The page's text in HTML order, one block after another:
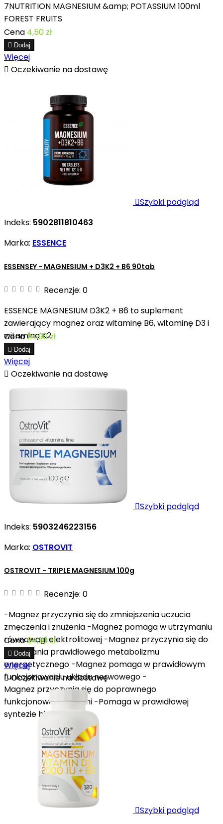
7NUTRITION MAGNESIUM &amp; POTASSIUM 100ml
FOREST FRUITS
Cena 4,50 zł
 Dodaj
Więcej
 Oczekiwanie na dostawę
Szybki podgląd
Indeks: 5902811810463
Marka: ESSENCE
ESSENSEY - MAGNESIUM + D3K2 + B6 90tab
Recenzje: 0
ESSENCE MAGNESIUM D3K2 + B6 to suplement
zawierający magnez oraz witaminę B6, witaminę D3 i
witaminę K2.
Cena24,90 zł
 Dodaj
Więcej
 Oczekiwanie na dostawę
Szybki podgląd
Indeks: 5903246223156
Marka: OSTROVIT
OSTROVIT - TRIPLE MAGNESIUM 100g
Recenzje: 0
-Magnez przyczynia się do zmniejszenia uczucia
zmęczenia i znużenia -Magnez pomaga w utrzymaniu
równowagi elektrolitowej -Magnez przyczynia się do
utrzymania prawidłowego metabolizmu
energetycznego -Magnez pomaga w prawidłowym
funkcjonowaniu układu nerwowego -
Magnez przyczynia się do poprawnego
funkcjonowania mięśni -Pomaga w prawidłowej
syntezie białka...
Cena24,90 zł
 Dodaj
Więcej
Oczekiwanie na dostawę
Szybki podgląd